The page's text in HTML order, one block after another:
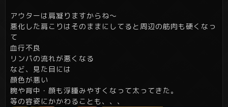
アウターは肩凝りますからね～
悪化した肩こりはそのままにしてると周辺の筋肉も硬くなっ
て
血行不良
リンパの流れが悪くなる
など、見た目には
顔色が悪い
腕や背中・顔も浮腫みやすくなって太ってきた。
等の容姿にかかわることも、、、